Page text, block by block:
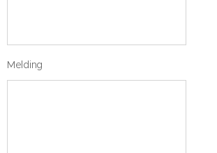
Melding